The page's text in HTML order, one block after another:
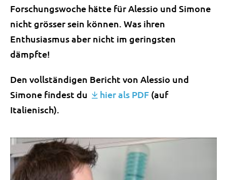
Forschungswoche hätte für Alessio und Simone
nicht grösser sein können. Was ihren
Enthusiasmus aber nicht im geringsten
dämpfte!
Den vollständigen Bericht von Alessio und
Simone findest du
hier als PDF (auf
Italienisch).